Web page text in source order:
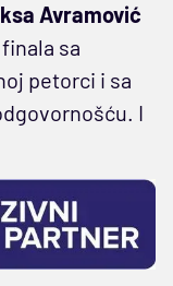
Avramović
sa
petorci i sa
I